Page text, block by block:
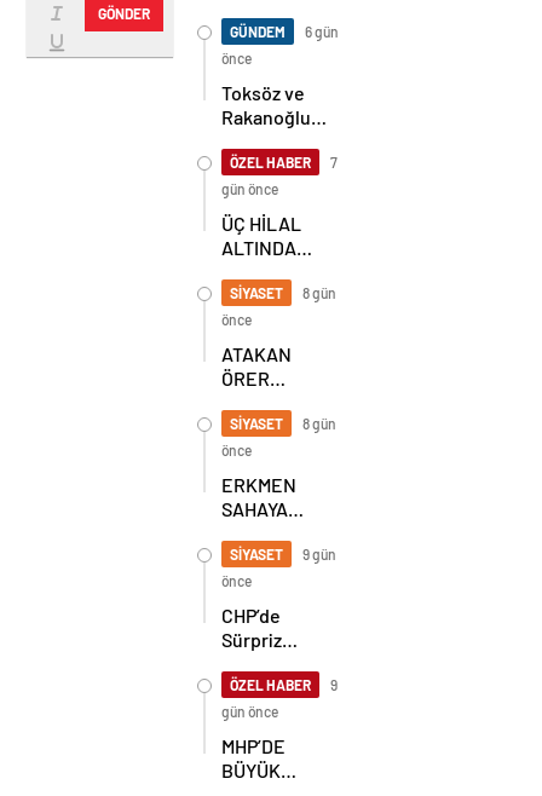
GÖNDER
Sahnede!
Korkmaz Yol
Vermiyor
GÜNDEM
6 gün
önce
Toksöz ve
Rakanoğlu
Acı Günü
ÖZEL HABER
7
gün önce
ÜÇ HİLAL
ALTINDA
BULUŞMA!
SEKİZ İL
BAŞKANI
BİR ARADA
SİYASET
8 gün
önce
ATAKAN
ÖRER
BAŞKAN
SEÇİLDİ
SİYASET
8 gün
önce
ERKMEN
SAHAYA
GÖKÇEBEY
VE
ÇAYCUMA’DA
SİYASET
9 gün
önce
CHP’de
Sürpriz
Başkanlığı
İçin
Beklenen
Hamle Geldi
ÖZEL HABER
9
gün önce
MHP’DE
BÜYÜK